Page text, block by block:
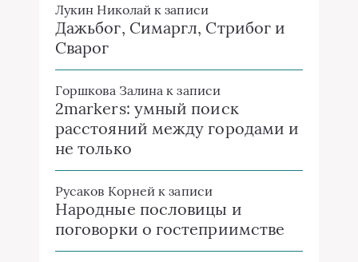
Лукин Николай к записи
Дажьбог, Симаргл, Стрибог и
Сварог
Горшкова Залина к записи
2markers: умный поиск
расстояний между городами и
не только
Русаков Корней к записи
Народные пословицы и
поговорки о гостеприимстве